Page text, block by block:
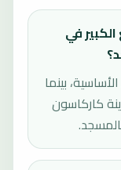
في
بينما
كاركاسون